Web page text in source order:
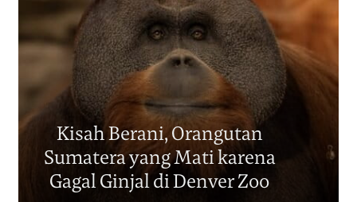
Populasi Orangutan
Sumatera Berkurang 2.700
Individu dalam Satu Dekade?
Junaidi Hanafiah 14 Jul 2026
Kisah Berani, Orangutan
Sumatera yang Mati karena
Gagal Ginjal di Denver Zoo